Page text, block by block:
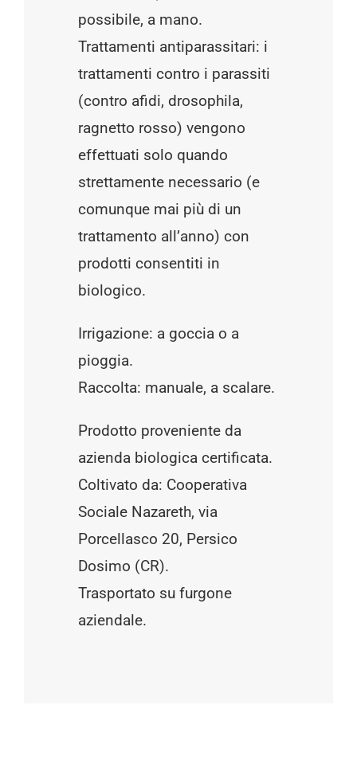
possibile, a mano.
Trattamenti antiparassitari: i
trattamenti contro i parassiti
(contro afidi, drosophila,
ragnetto rosso) vengono
effettuati solo quando
strettamente necessario (e
comunque mai più di un
trattamento all’anno) con
prodotti consentiti in
biologico.
Irrigazione: a goccia o a
pioggia.
Raccolta: manuale, a scalare.
Prodotto proveniente da
azienda biologica certificata.
Coltivato da: Cooperativa
Sociale Nazareth, via
Porcellasco 20, Persico
Dosimo (CR).
Trasportato su furgone
aziendale.